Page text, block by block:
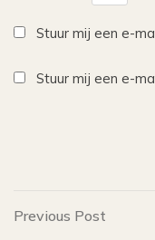
Stuur mij een e-
Stuur mij een e-
Bericht
Previous
Previous Post